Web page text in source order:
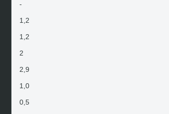
-
1,2
1,2
2
2,9
1,0
0,5